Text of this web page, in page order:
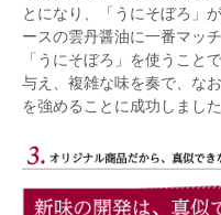
とになり、「うにそぼろ」
ースの雲丹醤油に一番マッチ
「うにそぼろ」を使うこと
与え、複雑な味を奏で、な
を強めることに成功しました